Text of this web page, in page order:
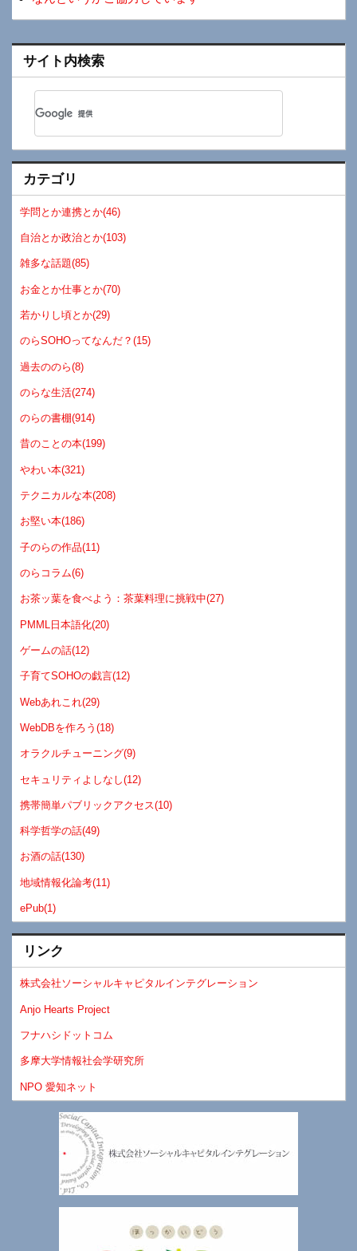
サイト内検索
カテゴリ
学問とか連携とか(46)
自治とか政治とか(103)
雑多な話題(85)
お金とか仕事とか(70)
若かりし頃とか(29)
のらSOHOってなんだ？(15)
過去ののら(8)
のらな生活(274)
のらの書棚(914)
昔のことの本(199)
やわい本(321)
テクニカルな本(208)
お堅い本(186)
子のらの作品(11)
のらコラム(6)
お茶ッ葉を食べよう：茶葉料理に挑戦中(27)
PMML日本語化(20)
ゲームの話(12)
子育てSOHOの戯言(12)
Webあれこれ(29)
WebDBを作ろう(18)
オラクルチューニング(9)
セキュリティよしなし(12)
携帯簡単パブリックアクセス(10)
科学哲学の話(49)
お酒の話(130)
地域情報化論考(11)
ePub(1)
リンク
株式会社ソーシャルキャピタルインテグレーション
Anjo Hearts Project
フナハシドットコム
多摩大学情報社会学研究所
NPO 愛知ネット